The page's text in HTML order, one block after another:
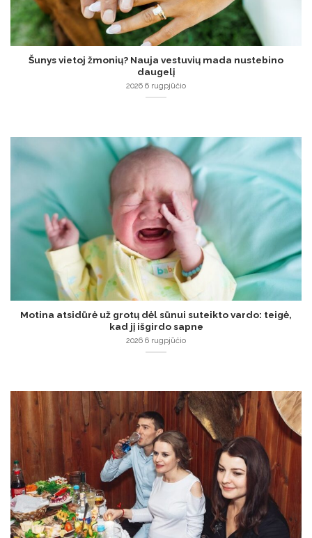
Šunys vietoj žmonių? Nauja vestuvių mada nustebino
daugelį
2026 6 rugpjūčio
Motina atsidūrė už grotų dėl sūnui suteikto vardo: teigė,
kad jį išgirdo sapne
2026 6 rugpjūčio